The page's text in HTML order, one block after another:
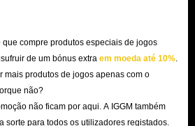
pena gastar tempo e dinheiro para tirar o
compre produtos especiais de jogos
de um bónus extra em moeda até 10%
mais produtos de jogos apenas com o
não?
não ficam por aqui. A IGGM também
sorte para todos os utilizadores registados.